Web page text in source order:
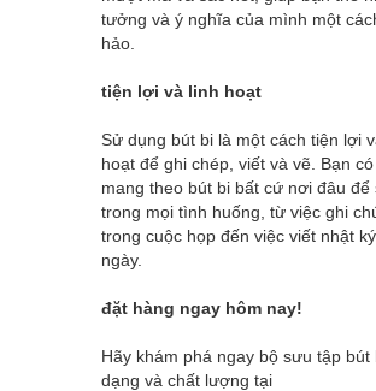
tưởng và ý nghĩa của mình một
hảo.
tiện lợi và linh hoạt
Sử dụng bút bi là một cách tiện lợi
hoạt để ghi chép, viết và vẽ. Bạn
mang theo bút bi bất cứ nơi đâu để
trong mọi tình huống, từ việc ghi
trong cuộc họp đến việc viết nhật
ngày.
đặt hàng ngay hôm nay!
Hãy khám phá ngay bộ sưu tập bút
dạng và chất lượng tại